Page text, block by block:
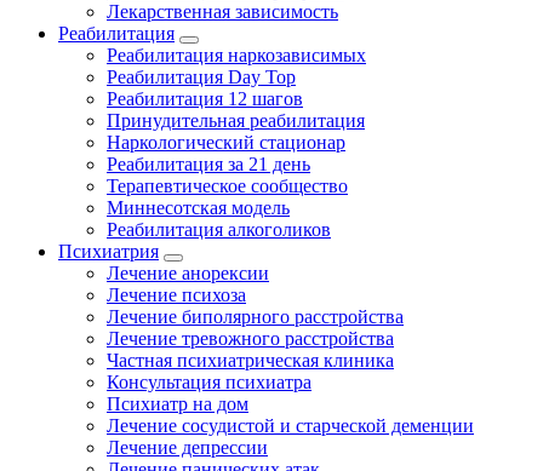
Лекарственная зависимость
Реабилитация
Реабилитация наркозависимых
Реабилитация Day Top
Реабилитация 12 шагов
Принудительная реабилитация
Наркологический стационар
Реабилитация за 21 день
Терапевтическое сообщество
Миннесотская модель
Реабилитация алкоголиков
Психиатрия
Лечение анорексии
Лечение психоза
Лечение биполярного расстройства
Лечение тревожного расстройства
Частная психиатрическая клиника
Консультация психиатра
Психиатр на дом
Лечение сосудистой и старческой деменции
Лечение депрессии